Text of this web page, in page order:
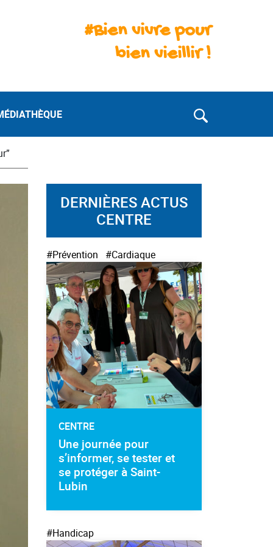
#Bien vivre pour
bien vieillir !
DERNIÈRES ACTUS
CENTRE
#Prévention #Cardiaque
CENTRE
Une journée pour
s’informer, se tester et
se protéger à Saint-
Lubin
#Handicap